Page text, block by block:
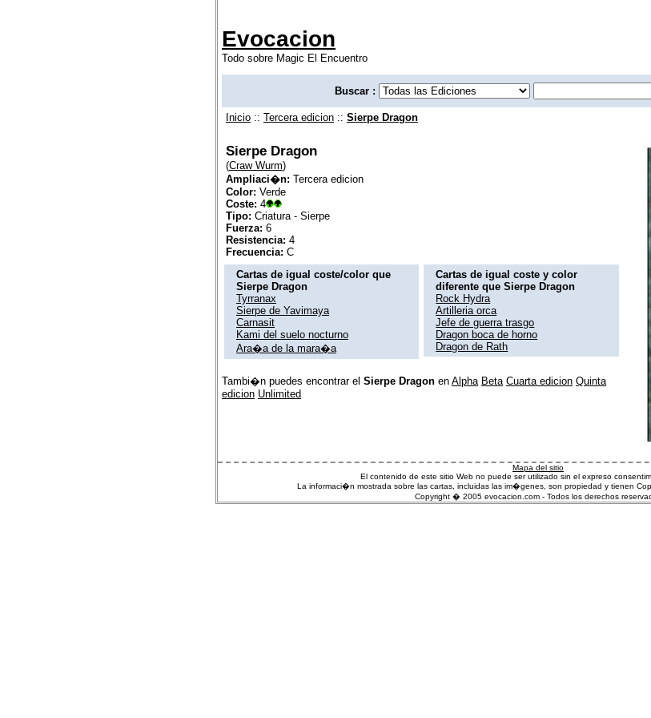
Evocacion
Todo sobre Magic El Encuentro
Buscar :
Inicio :: Tercera edicion :: Sierpe Dragon
Sierpe Dragon
(Craw Wurm)
Ampliaci�n: Tercera edicion
Color: Verde
Coste: 4
Tipo: Criatura - Sierpe
Fuerza: 6
Resistencia: 4
Frecuencia: C
Cartas de igual coste/color que
Sierpe Dragon
Tyrranax
Sierpe de Yavimaya
Carnasit
Kami del suelo nocturno
Ara�a de la mara�a
Cartas de igual coste y color
diferente que Sierpe Dragon
Rock Hydra
Artilleria orca
Jefe de guerra trasgo
Dragon boca de horno
Dragon de Rath
Tambi�n puedes encontrar el Sierpe Dragon en Alpha Beta Cuarta edicion Quinta
edicion Unlimited
Mapa del sitio
El contenido de este sitio Web no puede ser utilizado sin el expreso
La informaci�n mostrada sobre las cartas, incluidas las im�genes, son propiedad y tienen
Copyright � 2005 evocacion.com - Todos los derechos